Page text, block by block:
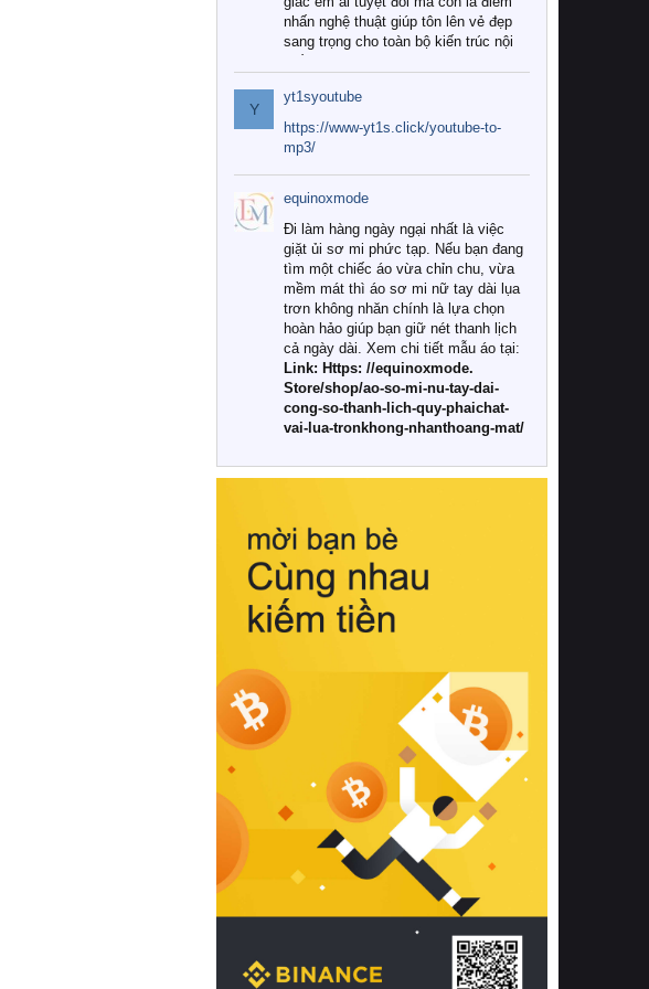
nhấn nghệ thuật giúp tôn lên vẻ đẹp
sang trọng cho toàn bộ kiến trúc nội
Tuy nhiên, giữa thị trường đa dạng
với vô vàn thương hiệu và mẫu mã
như hiện nay, làm thế nào để chọn
được những bộ chăn ga gối đệm cao
cấp thực sự chất lượng, phù hợp với
khí hậu và nhu cầu sử dụng của gia
đình? Hãy cùng chúng tôi đi tìm lời
giải đáp chi tiết qua bài viết dưới đây.
1. Tại sao các gia đình hiện đại lại ưa
chuộng chăn ga gối đệm cao cấp?
Khác với các dòng sản phẩm thông
thường, những bộ chăn ga gối đệm
cao cấp trải qua quy trình sản xuất
nghiêm ngặt từ khâu chọn lọc nguyên
liệu tự nhiên đến công nghệ dệt
nhuộm hiện đại không chứa hóa chất
này, bạn sẽ cảm nhận rõ rệt sự khác
hồi chuẩn xác của phần đệm nâng đỡ
cột sống.
Bên cạnh đó, việc lựa chọn các dòng
sản phẩm đạt chuẩn chất lượng quốc
tế còn giúp ngăn ngừa tình trạng kích
khuẩn và nấm mốc trong điều kiện
thời tiết nóng ẩm. Bạn có thể tìm hiểu
thêm các nghiên cứu khoa học về tác
động của giấc ngủ và môi trường
phòng ngủ đối với sức khỏe con
người tại Sleep Foundation (External
Link) để có cái nhìn toàn diện hơn.
2. Các tiêu chí vàng khi lựa chọn
chăn ga gối đệm cao cấp cho phòng
ngủ
Để sở hữu một bộ chăn ga gối đệm
cao cấp hoàn hảo cả về thẩm mỹ lẫn
công năng, người tiêu dùng cần cân
nhắc kỹ lưỡng các tiêu chí quan trọng
Y
yt1syoutube
https://www-yt1s.click/youtube-to-
mp3/
equinoxmode
Đi làm hàng ngày ngại nhất là việc
giặt ủi sơ mi phức tạp. Nếu bạn đang
tìm một chiếc áo vừa chỉn chu, vừa
mềm mát thì áo sơ mi nữ tay dài lụa
trơn không nhăn chính là lựa chọn
hoàn hảo giúp bạn giữ nét thanh lịch
cả ngày dài. Xem chi tiết mẫu áo tại:
Link: Https: //equinoxmode.
Store/shop/ao-so-mi-nu-tay-dai-
cong-so-thanh-lich-quy-phaichat-
vai-lua-tronkhong-nhanthoang-mat/